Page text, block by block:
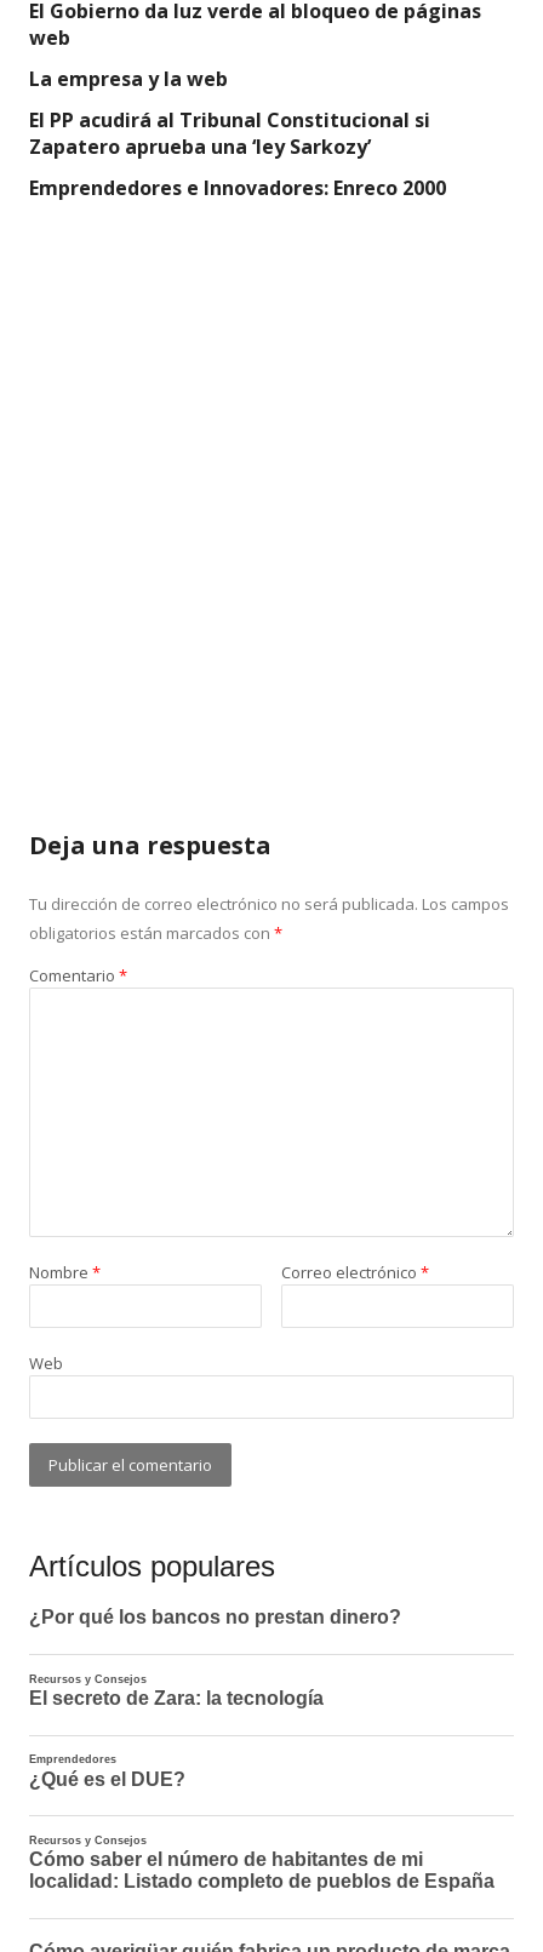
El Gobierno da luz verde al bloqueo de páginas
web
La empresa y la web
El PP acudirá al Tribunal Constitucional si
Zapatero aprueba una ‘ley Sarkozy’
Emprendedores e Innovadores: Enreco 2000
Deja una respuesta
Tu dirección de correo electrónico no será publicada. Los campos
obligatorios están marcados con *
Comentario *
Nombre * Correo electrónico *
Web
Artículos populares